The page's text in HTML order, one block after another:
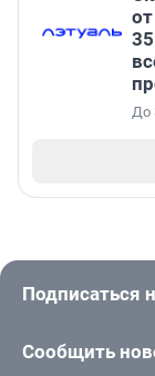
До
Подписаться
Сообщить